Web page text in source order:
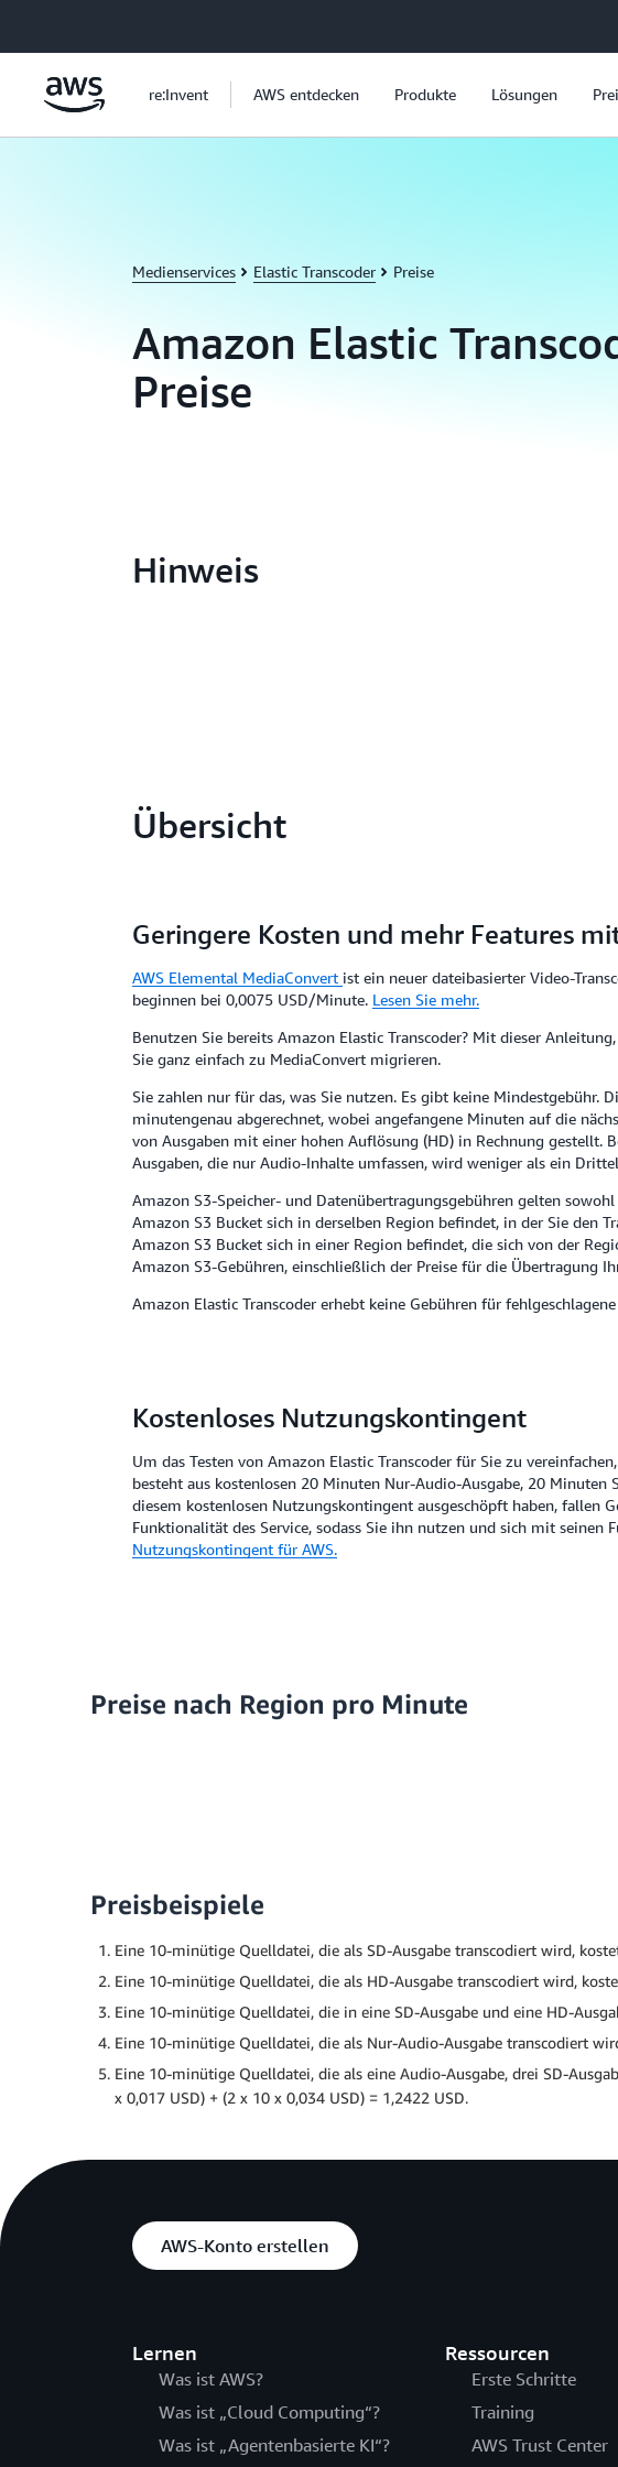
re:Invent AWS entdecken Produkte Lösungen
Medienservices Elastic Transcoder Preise
Amazon Elastic
Preise
Hinweis
Übersicht
Geringere Kosten und mehr Features
AWS Elemental MediaConvert ist ein neuer dateibasierter Video-
beginnen bei 0,0075 USD/Minute. Lesen Sie mehr.
Benutzen Sie bereits Amazon Elastic Transcoder? Mit dieser
Sie ganz einfach zu MediaConvert migrieren.
Sie zahlen nur für das, was Sie nutzen. Es gibt keine Mindestgebühr.
minutengenau abgerechnet, wobei angefangene Minuten auf die
von Ausgaben mit einer hohen Auflösung (HD) in Rechnung gestellt.
Ausgaben, die nur Audio-Inhalte umfassen, wird weniger als ein
Amazon S3-Speicher- und Datenübertragungsgebühren gelten
Amazon S3 Bucket sich in derselben Region befindet, in der Sie den
Amazon S3 Bucket sich in einer Region befindet, die sich von der
Amazon S3-Gebühren, einschließlich der Preise für die Übertragung
Amazon Elastic Transcoder erhebt keine Gebühren für
Kostenloses Nutzungskontingent
Um das Testen von Amazon Elastic Transcoder für Sie zu
besteht aus kostenlosen 20 Minuten Nur-Audio-Ausgabe, 20
diesem kostenlosen Nutzungskontingent ausgeschöpft haben, fallen
Funktionalität des Service, sodass Sie ihn nutzen und sich mit
Nutzungskontingent für AWS.
Preise nach Region pro Minute
Preisbeispiele
Eine 10-minütige Quelldatei, die als SD-Ausgabe transcodiert wird,
Eine 10-minütige Quelldatei, die als HD-Ausgabe transcodiert wird,
Eine 10-minütige Quelldatei, die in eine SD-Ausgabe und eine HD-
Eine 10-minütige Quelldatei, die als Nur-Audio-Ausgabe transcodiert
Eine 10-minütige Quelldatei, die als eine Audio-Ausgabe, drei SD-
x 0,017 USD) + (2 x 10 x 0,034 USD) = 1,2422 USD.
AWS-Konto erstellen
Lernen
Was ist AWS?
Was ist „Cloud Computing“?
Was ist „Agentenbasierte KI“?
Ressourcen
Erste Schritte
Training
AWS Trust Center